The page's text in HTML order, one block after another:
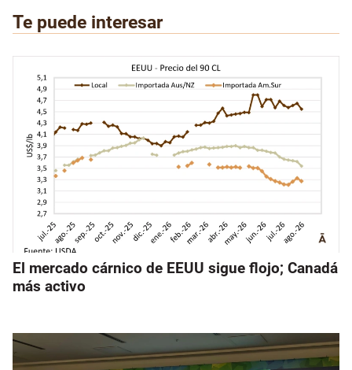
Te puede interesar
El mercado cárnico de EEUU sigue flojo; Canadá
más activo